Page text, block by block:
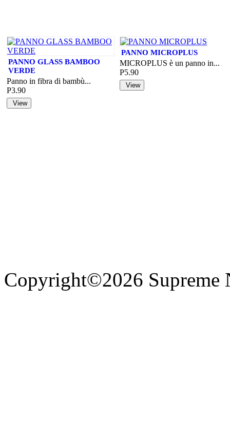
PANNO GLASS BAMBOO
VERDE
Panno in fibra di bambù...
P3.90
PANNO MICROPLUS
MICROPLUS è un panno in...
P5.90
Copyright©2026